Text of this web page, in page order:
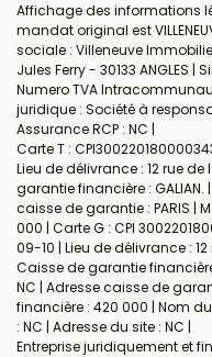
Affichage des informations
mandat original est
sociale : Villeneuve
Jules Ferry - 30133 ANGLES |
Numero TVA
juridique : Société à
Assurance RCP : NC |
Carte T :
Lieu de délivrance : 12 rue
garantie financière : GALIAN.
caisse de garantie : PARIS |
000 | Carte G : CPI
09-10 | Lieu de délivrance :
Caisse de garantie
NC | Adresse caisse de
financière : 420 000 | Nom
: NC | Adresse du site : NC |
Entreprise juridiquement et